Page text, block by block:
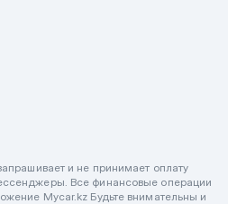
и не принимает оплату
Все финансовые операции
Mycar.kz Будьте внимательны и